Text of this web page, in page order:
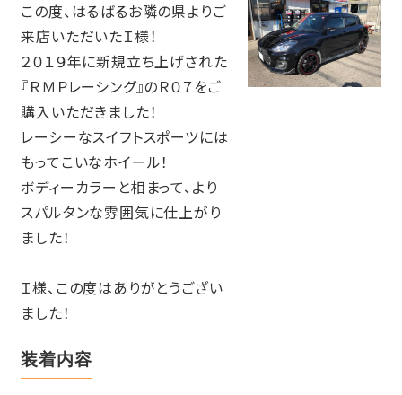
この度、はるばるお隣の県よりご
来店いただいたＩ様！
２０１９年に新規立ち上げされた
『ＲＭＰレーシング』のＲ０７をご
購入いただきました！
レーシーなスイフトスポーツには
もってこいなホイール！
ボディーカラーと相まって、より
スパルタンな雰囲気に仕上がり
ました！
Ｉ様、この度はありがとうござい
ました！
装着内容